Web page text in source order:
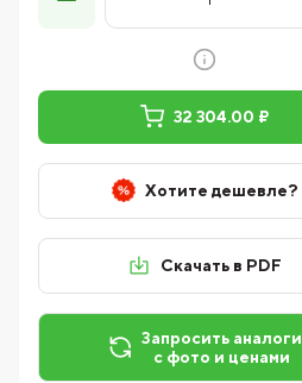
32 304.00 ₽
Хотите дешевле?
Скачать в PDF
Запросить аналоги
с фото и ценами